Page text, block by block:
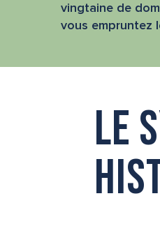
vingtaine de
vous empruntez
Le